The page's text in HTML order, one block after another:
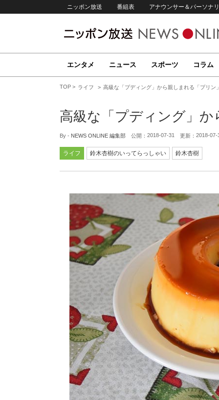
ニッポン放送 番組表 アナウンサー＆パーソナ
エンタメ ニュース スポーツ コラム
TOP ライフ 高級な「プディング」から親しまれる「プリン
高級な「プディング」
By - NEWS ONLINE 編集部 公開： 2018-07-31 更新： 2018-07-
ライフ 鈴木杏樹のいってらっしゃい 鈴木杏樹